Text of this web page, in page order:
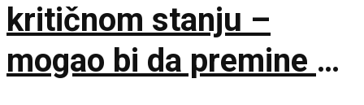
kritičnom stanju –
mogao bi da premine u